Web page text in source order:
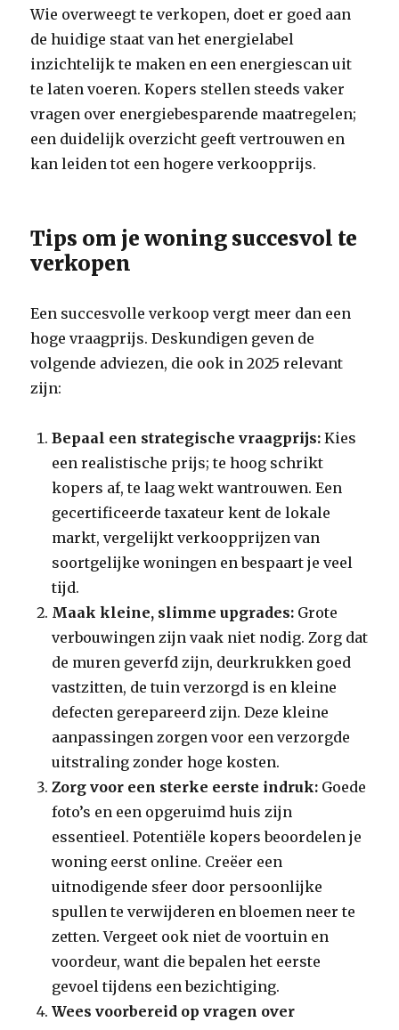
Wie overweegt te verkopen, doet er goed aan
de huidige staat van het energielabel
inzichtelijk te maken en een energiescan uit
te laten voeren. Kopers stellen steeds vaker
vragen over energiebesparende maatregelen;
een duidelijk overzicht geeft vertrouwen en
kan leiden tot een hogere verkoopprijs.
Tips om je woning succesvol te
verkopen
Een succesvolle verkoop vergt meer dan een
hoge vraagprijs. Deskundigen geven de
volgende adviezen, die ook in 2025 relevant
zijn:
Bepaal een strategische vraagprijs: Kies
een realistische prijs; te hoog schrikt
kopers af, te laag wekt wantrouwen. Een
gecertificeerde taxateur kent de lokale
markt, vergelijkt verkoopprijzen van
soortgelijke woningen en bespaart je veel
tijd.
Maak kleine, slimme upgrades: Grote
verbouwingen zijn vaak niet nodig. Zorg dat
de muren geverfd zijn, deurkrukken goed
vastzitten, de tuin verzorgd is en kleine
defecten gerepareerd zijn. Deze kleine
aanpassingen zorgen voor een verzorgde
uitstraling zonder hoge kosten.
Zorg voor een sterke eerste indruk: Goede
foto’s en een opgeruimd huis zijn
essentieel. Potentiële kopers beoordelen je
woning eerst online. Creëer een
uitnodigende sfeer door persoonlijke
spullen te verwijderen en bloemen neer te
zetten. Vergeet ook niet de voortuin en
voordeur, want die bepalen het eerste
gevoel tijdens een bezichtiging.
Wees voorbereid op vragen over